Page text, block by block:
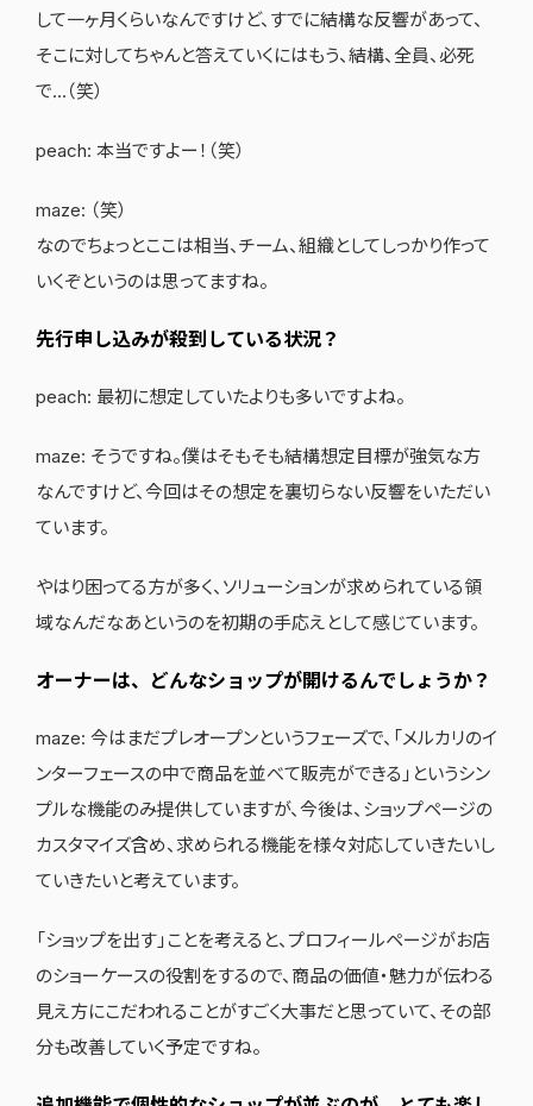
して一ヶ月くらいなんですけど、すでに結構な反響があって、
そこに対してちゃんと答えていくにはもう、結構、全員、必死
で…（笑）
peach: 本当ですよー！（笑）
maze: （笑）
なのでちょっとここは相当、チーム、組織としてしっかり作って
いくぞというのは思ってますね。
先行申し込みが殺到している状況？
peach: 最初に想定していたよりも多いですよね。
maze: そうですね。僕はそもそも結構想定目標が強気な方
なんですけど、今回はその想定を裏切らない反響をいただい
ています。
やはり困ってる方が多く、ソリューションが求められている領
域なんだなあというのを初期の手応えとして感じています。
オーナーは、どんなショップが開けるんでしょうか？
maze: 今はまだプレオープンというフェーズで、「メルカリのイ
ンターフェースの中で商品を並べて販売ができる」というシン
プルな機能のみ提供していますが、今後は、ショップページの
カスタマイズ含め、求められる機能を様々対応していきたいし
ていきたいと考えています。
「ショップを出す」ことを考えると、プロフィールページがお店
のショーケースの役割をするので、商品の価値・魅力が伝わる
見え方にこだわれることがすごく大事だと思っていて、その部
分も改善していく予定ですね。